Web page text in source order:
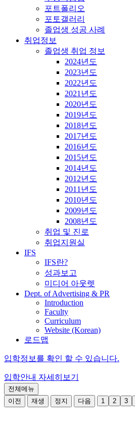
포트폴리오
포토갤러리
졸업생 성공 사례
취업정보
졸업생 취업 정보
2024년도
2023년도
2022년도
2021년도
2020년도
2019년도
2018년도
2017년도
2016년도
2015년도
2014년도
2012년도
2011년도
2010년도
2009년도
2008년도
취업 및 진로
취업지원실
IFS
IFS란?
성과보고
미디어 아웃렛
Dept. of Advertising & PR
Introduction
Faculty
Curriculum
Website (Korean)
로드맵
입학정보를 확인 할 수 있습니다.
입학안내 자세히보기
전체메뉴
이전
재생 정지 다음 1 2 3